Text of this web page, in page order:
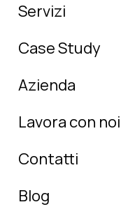
Servizi
Case Study
Azienda
Lavora con noi
Contatti
Blog